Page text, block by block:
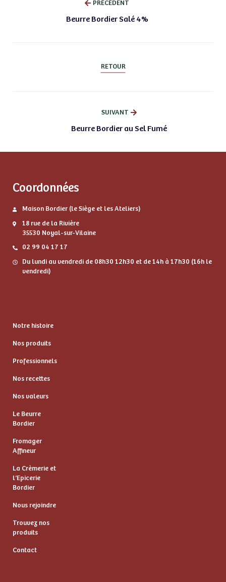
PRÉCÉDENT
Beurre Bordier Salé 4%
RETOUR
SUIVANT
Beurre Bordier au Sel Fumé
Coordonnées
Maison Bordier (le Siège et les Ateliers)
18 rue de la Rivière
35530 Noyal-sur-Vilaine
02 99 04 17 17
Du lundi au vendredi de 08h30 12h30 et de 14h à 17h30 (16h le
vendredi)
Notre histoire
Nos produits
Professionnels
Nos recettes
Nos valeurs
Le Beurre
Bordier
Fromager
Affineur
La Crèmerie et
l’Epicerie
Bordier
Nous rejoindre
Trouvez nos
produits
Contact